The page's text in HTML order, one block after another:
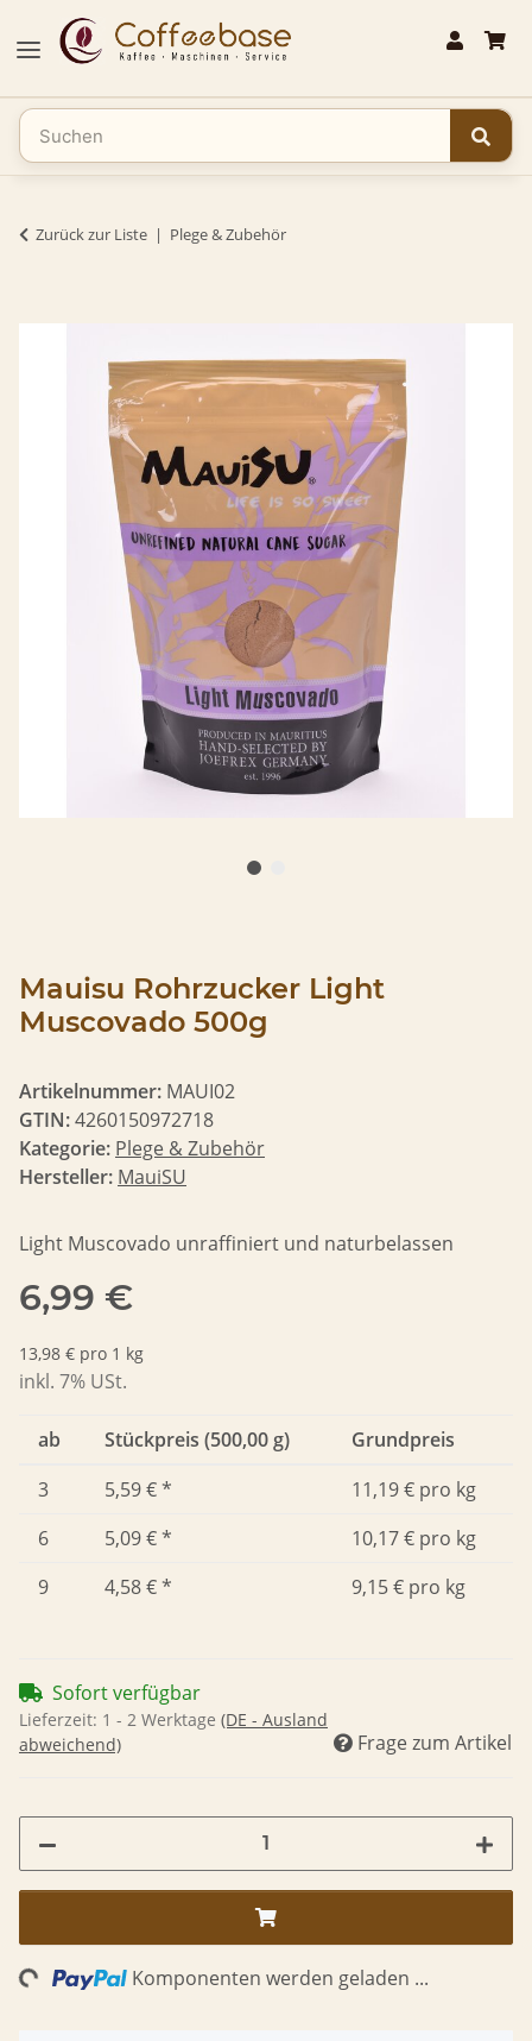
Zurück zur Liste Plege & Zubehör
Mauisu Rohrzucker Light
Muscovado 500g
Artikelnummer: MAUI02
GTIN:4260150972718
Kategorie: Plege & Zubehör
Hersteller: MauiSU
Light Muscovado unraffiniert und naturbelassen
6,99 €
13,98 € pro 1 kg
inkl. 7% USt.
ab Stückpreis (500,00 g)
Grundpreis
3
5,59 €*
11,19 € pro kg
6
5,09 €*
10,17 € pro kg
9
4,58 €* 9,15 € pro kg
Sofort verfügbar
Lieferzeit: 1 - 2 Werktage (DE - Ausland
abweichend)
Frage zum Artikel
Komponenten werden geladen ...